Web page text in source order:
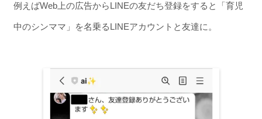
例えばWeb上の広告からLINEの友だち登録をすると「育児
中のシンママ」を名乗るLINEアカウントと友達に。